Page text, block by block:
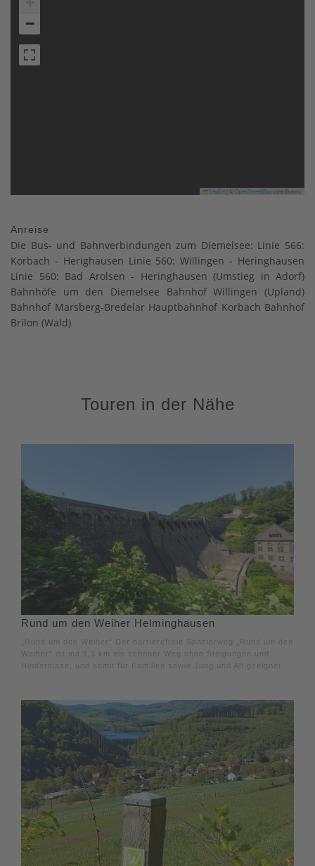
−
Leaflet OpenStreetMapcontributors
Anreise
Die Bus- und Bahnverbindungen zum Diemelsee: Linie 566:
Korbach - Herighausen Linie 560: Willingen - Heringhausen
Linie 560: Bad Arolsen - Heringhausen (Umstieg in Adorf)
Bahnhöfe um den Diemelsee Bahnhof Willingen (Upland)
Bahnhof Marsberg-Bredelar Hauptbahnhof Korbach Bahnhof
Brilon (Wald)
Touren in der Nähe
Rund um den Weiher Helminghausen
„Rund um den Weiher“ Der barrierefreie Spazierweg „Rund um den
Weiher“ ist mit 1,1 km ein schöner Weg ohne Steigungen und
Hindernisse, und somit für Familien sowie Jung und Alt geeignet.